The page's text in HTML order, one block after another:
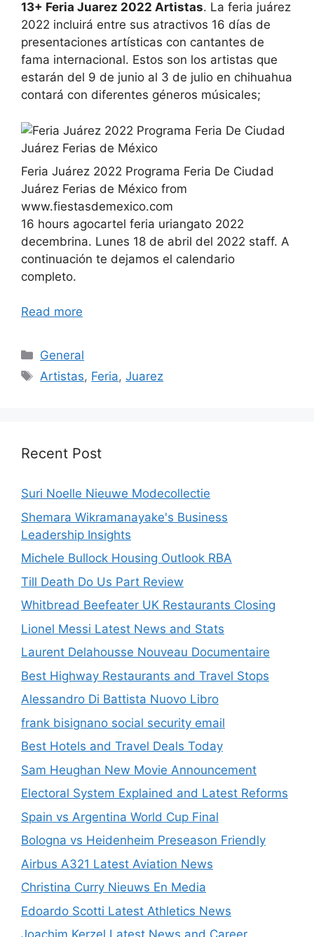
13+ Feria Juarez 2022 Artistas. La feria juárez
2022 incluirá entre sus atractivos 16 días de
presentaciones artísticas con cantantes de
fama internacional. Estos son los artistas que
estarán del 9 de junio al 3 de julio en chihuahua
contará con diferentes géneros músicales;
Feria Juárez 2022 Programa Feria De Ciudad
Juárez Ferias de México from
www.fiestasdemexico.com
16 hours agocartel feria uriangato 2022
decembrina. Lunes 18 de abril del 2022 staff. A
continuación te dejamos el calendario
completo.
Read more
Categories
General
Tags
Artistas, Feria,Juarez
Recent Post
Suri Noelle Nieuwe Modecollectie
Shemara Wikramanayake's Business
Leadership Insights
Michele Bullock Housing Outlook RBA
Till Death Do Us Part Review
Whitbread Beefeater UK Restaurants Closing
Lionel Messi Latest News and Stats
Laurent Delahousse Nouveau Documentaire
Best Highway Restaurants and Travel Stops
Alessandro Di Battista Nuovo Libro
frank bisignano social security email
Best Hotels and Travel Deals Today
Sam Heughan New Movie Announcement
Electoral System Explained and Latest Reforms
Spain vs Argentina World Cup Final
Bologna vs Heidenheim Preseason Friendly
Airbus A321 Latest Aviation News
Christina Curry Nieuws En Media
Edoardo Scotti Latest Athletics News